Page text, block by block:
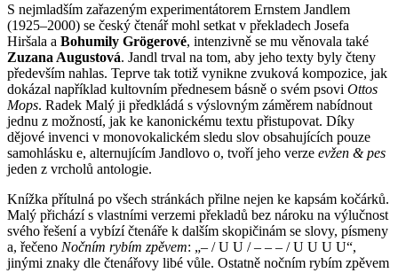
S nejmladším zařazeným experimentátorem Ernstem Jandlem
(1925–2000) se český čtenář mohl setkat v překladech Josefa
Hiršala a Bohumily Grögerové, intenzivně se mu věnovala také
Zuzana Augustová. Jandl trval na tom, aby jeho texty byly čteny
především nahlas. Teprve tak totiž vynikne zvuková kompozice, jak
dokázal například kultovním přednesem básně o svém psovi Ottos
Mops. Radek Malý ji předkládá s výslovným záměrem nabídnout
jednu z možností, jak ke kanonickému textu přistupovat. Díky
dějové invenci v monovokalickém sledu slov obsahujících pouze
samohlásku e, alternujícím Jandlovo o, tvoří jeho verze evžen & pes
jeden z vrcholů antologie.
Knížka přítulná po všech stránkách přilne nejen ke kapsám kočárků.
Malý přichází s vlastními verzemi překladů bez nároku na výlučnost
svého řešení a vybízí čtenáře k dalším skopičinám se slovy, písmeny
a, řečeno Nočním rybím zpěvem: „– / U U / – – – / U U U U“,
jinými znaky dle čtenářovy libé vůle. Ostatně nočním rybím zpěvem